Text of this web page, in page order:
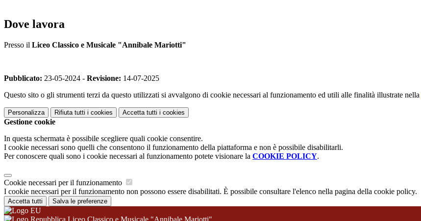
Dove lavora
Presso il Liceo Classico e Musicale "Annibale Mariotti"
Pubblicato: 23-05-2024 - Revisione: 14-07-2025
Questo sito o gli strumenti terzi da questo utilizzati si avvalgono di cookie necessari al funzionamento ed utili alle finalità illustrate nella
Personalizza Rifiuta tutti i cookies Accetta tutti i cookies
Gestione cookie
In questa schermata è possibile scegliere quali cookie consentire.
I cookie necessari sono quelli che consentono il funzionamento della piattaforma e non è possibile disabilitarli.
Per conoscere quali sono i cookie necessari al funzionamento potete visionare la COOKIE POLICY.
Cookie necessari per il funzionamento
I cookie necessari per il funzionamento non possono essere disabilitati. È possibile consultare l'elenco nella pagina della cookie policy.
Accetta tutti Salva le preferenze
Liceo Classico e Musicale "Annibale Mariotti"